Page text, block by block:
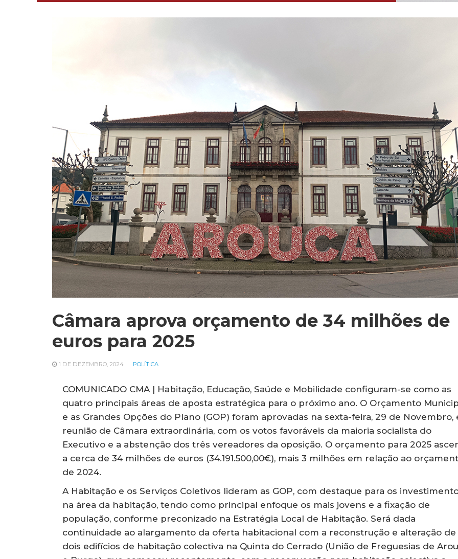
Câmara aprova orçamento de 34 milhões de
euros para 2025
1 DE DEZEMBRO, 2024 POLÍTICA
COMUNICADO CMA | Habitação, Educação, Saúde e Mobilidade configuram-se como as
quatro principais áreas de aposta estratégica para o próximo ano. O Orçamento
e as Grandes Opções do Plano (GOP) foram aprovadas na sexta-feira, 29 de Novembro,
reunião de Câmara extraordinária, com os votos favoráveis da maioria socialista do
Executivo e a abstenção dos três vereadores da oposição. O orçamento para 2025
a cerca de 34 milhões de euros (34.191.500,00€), mais 3 milhões em relação ao
de 2024.
A Habitação e os Serviços Coletivos lideram as GOP, com destaque para os
na área da habitação, tendo como principal enfoque os mais jovens e a fixação de
população, conforme preconizado na Estratégia Local de Habitação. Será dada
continuidade ao alargamento da oferta habitacional com a reconstrução e alteração de
dois edifícios de habitação colectiva na Quinta do Cerrado (União de Freguesias de